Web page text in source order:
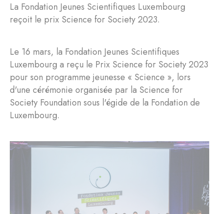
La Fondation Jeunes Scientifiques Luxembourg
reçoit le prix Science for Society 2023.
Le 16 mars, la Fondation Jeunes Scientifiques
Luxembourg a reçu le Prix Science for Society 2023
pour son programme jeunesse « Science », lors
d'une cérémonie organisée par la Science for
Society Foundation sous l'égide de la Fondation de
Luxembourg.